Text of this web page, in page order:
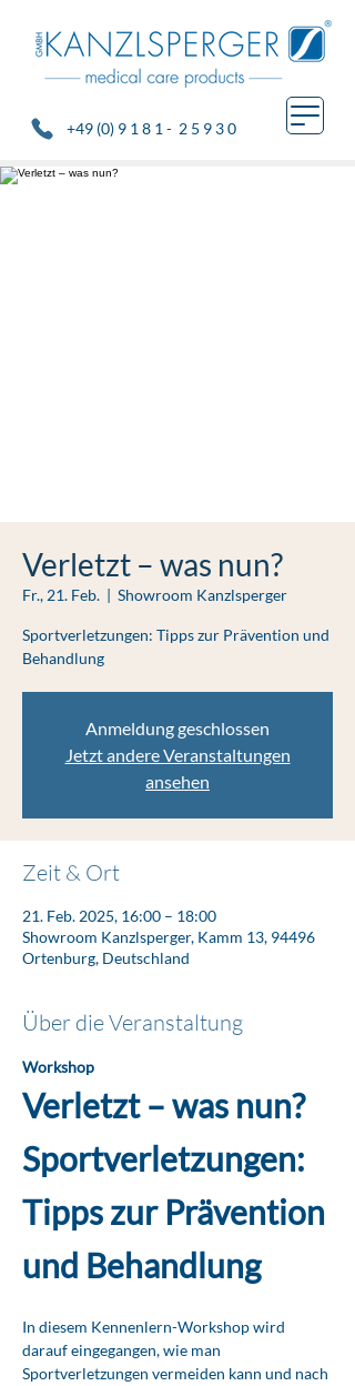
+49 (0) 9 1 8 1 - 2 5 9 3 0
Verletzt – was nun?
Fr., 21. Feb.
  |
Showroom Kanzlsperger
Sportverletzungen: Tipps zur Prävention und
Behandlung
Anmeldung geschlossen
Jetzt andere Veranstaltungen
ansehen
Zeit & Ort
21. Feb. 2025, 16:00 – 18:00
Showroom Kanzlsperger, Kamm 13, 94496
Ortenburg, Deutschland
Über die Veranstaltung
Workshop
Verletzt – was nun?
Sportverletzungen:
Tipps zur Prävention
und Behandlung
In diesem Kennenlern-Workshop wird
darauf eingegangen, wie man
Sportverletzungen vermeiden kann und nach